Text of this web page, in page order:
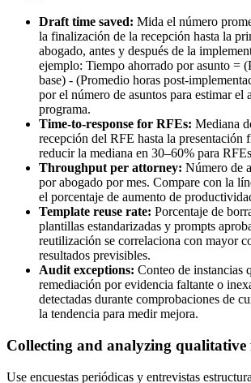
Draft time saved: Mida el número
la finalización de la recepción hasta la
abogado, antes y después de la
ejemplo: Tiempo ahorrado por asunto =
base) - (Promedio horas post-
por el número de asuntos para estimar el
programa.
Time-to-response for RFEs: Mediana
recepción del RFE hasta la presentación
reducir la mediana en 30–60% para
Throughput per attorney: Número de
por abogado por mes. Compare con la
el porcentaje de aumento de
Template reuse rate: Porcentaje de
plantillas estandarizadas y prompts
reutilización se correlaciona con mayor
resultados previsibles.
Audit exceptions: Conteo de instancias
remediación por evidencia faltante o
detectadas durante comprobaciones de
la tendencia para medir mejora.
Collecting and analyzing qualitative
Use encuestas periódicas y entrevistas